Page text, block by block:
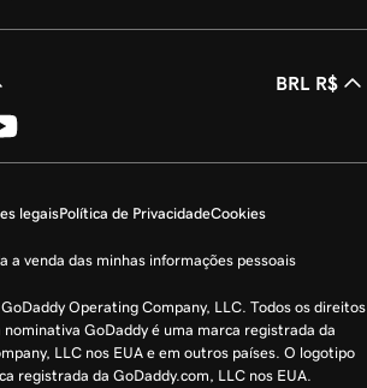
BRL R$
legaisPolítica de PrivacidadeCookies
a venda das minhas informações pessoais
Operating Company, LLC. Todos os direitos
nominativa GoDaddy é uma marca registrada da
LLC nos EUA e em outros países. O logotipo
registrada da GoDaddy.com, LLC nos EUA.